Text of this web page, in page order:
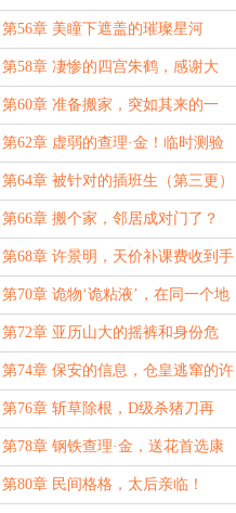
团团
第56章 美瞳下遮盖的璀璨星河
第58章 凄惨的四宫朱鹤，感谢大
会！
第60章 准备搬家，突如其来的一
磕！
第62章 虚弱的查理·金！临时测验
（第一更）
第64章 被针对的插班生（第三更）
第66章 搬个家，邻居成对门了？
第68章 许景明，天价补课费收到手
软
第70章 诡物‘诡粘液’，在同一个地
方栽倒两次
第72章 亚历山大的摇裤和身份危
机！
第74章 保安的信息，仓皇逃窜的许
景明
第76章 斩草除根，D级杀猪刀再
现！
第78章 钢铁查理·金，送花首选康
乃馨
第80章 民间格格，太后亲临！